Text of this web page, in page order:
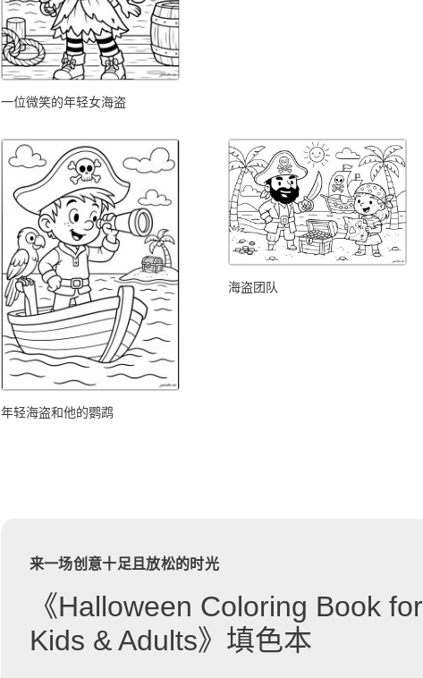
一位微笑的年轻女海盗
年轻海盗和他的鹦鹉
海盗团队
来一场创意十足且放松的时光
《Halloween Coloring Book for
Kids & Adults》填色本